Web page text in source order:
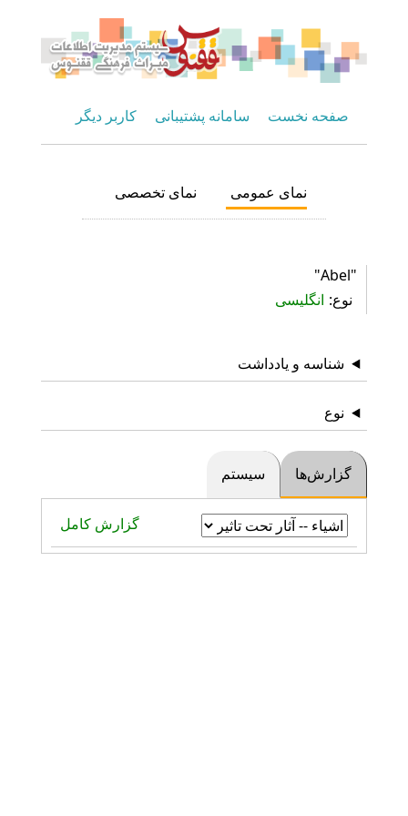
صفحه نخست سامانه پشتیبانی کاربر دیگر
نمای عمومی نمای تخصصی
"Abel"
نوع انگلیسی
شناسه و یادداشت
نوع
گزارش‌ها سیستم
گزارش کامل